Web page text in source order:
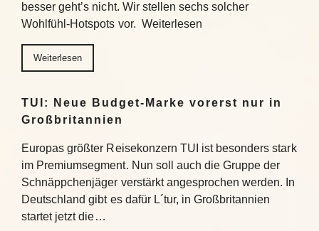
besser geht’s nicht. Wir stellen sechs solcher
Wohlfühl-Hotspots vor. Weiterlesen
Weiterlesen
TUI: Neue Budget-Marke vorerst nur in
Großbritannien
Europas größter Reisekonzern TUI ist besonders stark
im Premiumsegment. Nun soll auch die Gruppe der
Schnäppchenjäger verstärkt angesprochen werden. In
Deutschland gibt es dafür L´tur, in Großbritannien
startet jetzt die…